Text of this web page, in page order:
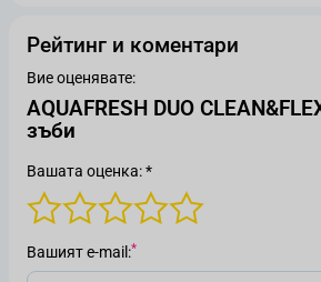
Рейтинг и коментари
Вие оценявате:
AQUAFRESH DUO
зъби
Вашата оценка: *
Вашият е-mail